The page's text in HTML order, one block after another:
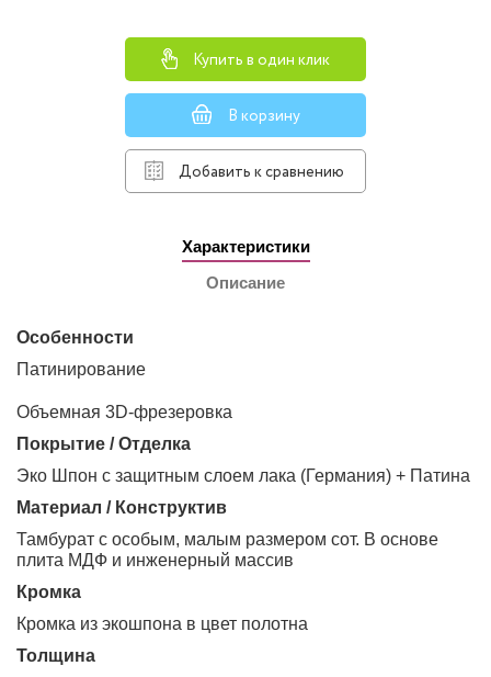
Купить в один клик
В корзину
Добавить к сравнению
Характеристики
Описание
Особенности
Патинирование
объемная 3D-фрезеровка
Покрытие / Отделка
Эко Шпон с защитным слоем лака (Германия) + Патина
Материал / Конструктив
Тамбурат с особым, малым размером сот. В основе
плита МДФ и инженерный массив
Кромка
Кромка из экошпона в цвет полотна
Толщина